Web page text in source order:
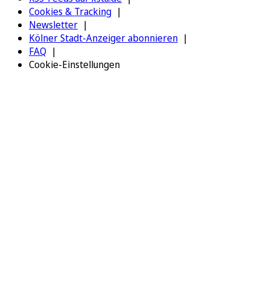
Cookies & Tracking
Newsletter
Kölner Stadt-Anzeiger abonnieren
FAQ
Cookie-Einstellungen